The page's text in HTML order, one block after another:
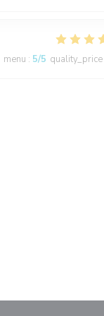
menu : 5/5 quality_price